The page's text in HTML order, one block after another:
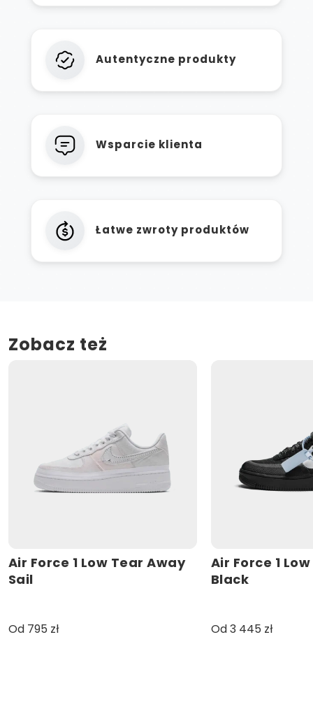
Autentyczne produkty
Wsparcie klienta
Łatwe zwroty produktów
Zobacz też
Air Force 1 Low Tear Away
Sail
Od 795 zł
Air Force 1
Black
Od 3 445 zł